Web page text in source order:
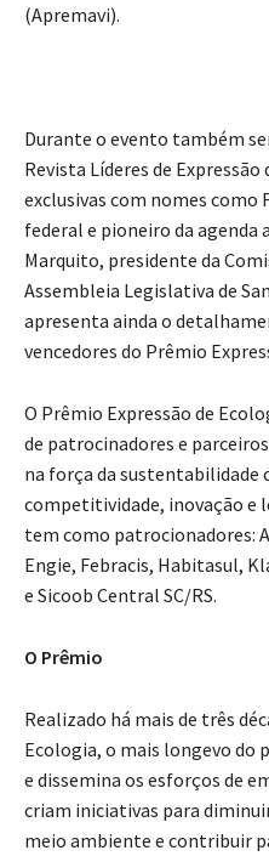
(Apremavi).
Durante o evento também
Revista Líderes de
exclusivas com nomes como
federal e pioneiro da agenda
Marquito, presidente da
Assembleia Legislativa de
apresenta ainda o
vencedores do Prêmio
O Prêmio Expressão de
de patrocinadores e
na força da sustentabilidade
competitividade, inovação e
tem como patrocionadores:
Engie, Febracis, Habitasul,
e Sicoob Central SC/RS.
O Prêmio
Realizado há mais de três
Ecologia, o mais longevo do
e dissemina os esforços de
criam iniciativas para
meio ambiente e contribuir